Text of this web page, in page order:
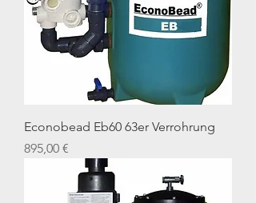
Econobead Eb60 63er Verrohrung
Preis
895,00 €